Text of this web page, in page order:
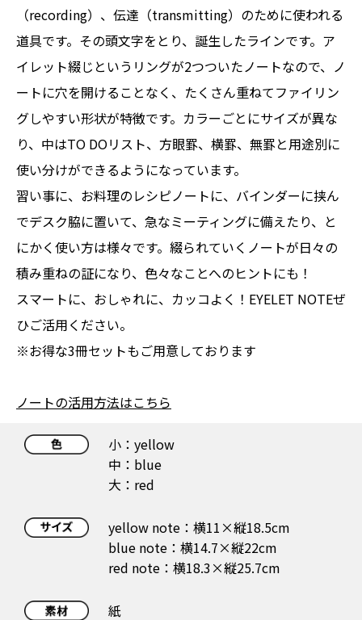
（recording）、伝達（transmitting）のために使われる
道具です。その頭文字をとり、誕生したラインです。ア
イレット綴じというリングが2つついたノートなので、ノ
ートに穴を開けることなく、たくさん重ねてファイリン
グしやすい形状が特徴です。カラーごとにサイズが異な
り、中はTO DOリスト、方眼罫、横罫、無罫と用途別に
使い分けができるようになっています。
習い事に、お料理のレシピノートに、バインダーに挟ん
でデスク脇に置いて、急なミーティングに備えたり、と
にかく使い方は様々です。綴られていくノートが日々の
積み重ねの証になり、色々なことへのヒントにも！
スマートに、おしゃれに、カッコよく！EYELET NOTEぜ
ひご活用ください。
※お得な3冊セットもご用意しております
ノートの活用方法はこちら
小：yellow
中：blue
大：red
yellow note：横11×縦18.5cm
blue note：横14.7×縦22cm
red note：横18.3×縦25.7cm
紙